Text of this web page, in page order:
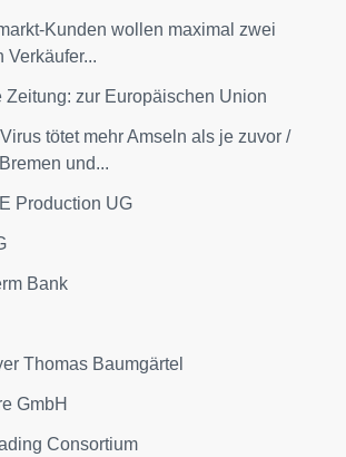
Kunden wollen maximal zwei
Verkäufer...
Zeitung: zur Europäischen Union
tötet mehr Amseln als je zuvor /
und...
Production UG
Bank
Thomas Baumgärtel
GmbH
Consortium